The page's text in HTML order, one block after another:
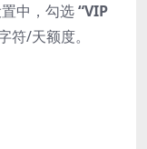
中，勾选“VIP
符/天额度。